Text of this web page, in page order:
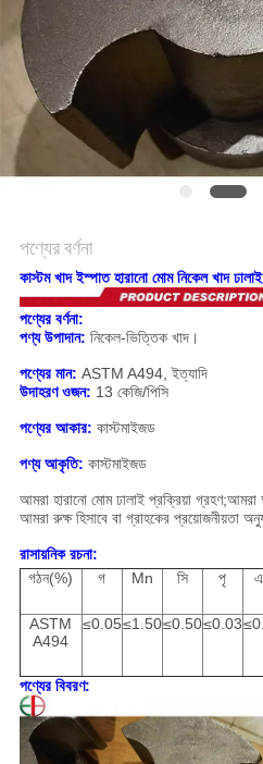
সাইট
ম্যাপ
গোপনীয়তা
নীতি
পণ্যের বর্ণনা
কাস্টম খাদ ইস্পাত হারানো মোম নিকেল খাদ
পণ্যের বর্ণনা:
পণ্য উপাদান: নিকেল-ভিত্তিক খাদ।
পণ্যের মান: ASTM A494, ইত্যাদি
উদাহরণ ওজন: 13 কেজি/পিসি
পণ্যের আকার: কাস্টমাইজড
পণ্য আকৃতি: কাস্টমাইজড
আমরা হারানো মোম ঢালাই প্রক্রিয়া
আমরা রুক্ষ হিসাবে বা গ্রাহকের প্রয়োজনীয়তা
রাসায়নিক রচনা:
গঠন(%)
গ Mn সি পৃ
ASTM
A494
≤0.05≤1.50≤0.50≤0.03
পণ্যের বিবরণ: